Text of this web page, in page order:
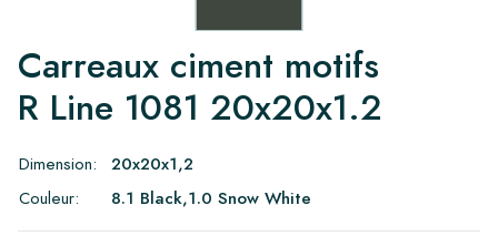
Carreaux ciment motifs
R Line 1081 20x20x1.2
Dimension:
20x20x1,2
Couleur:
8.1 Black,1.0 Snow White